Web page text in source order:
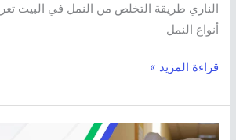
الناري طريقة التخلص من النمل في البيت
أنواع النمل
قراءة المزيد »
مكافحة